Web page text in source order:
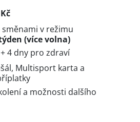
směnami v režimu
(více volna)
4 dny pro zdraví
Multisport karta a
a možnosti dalšího